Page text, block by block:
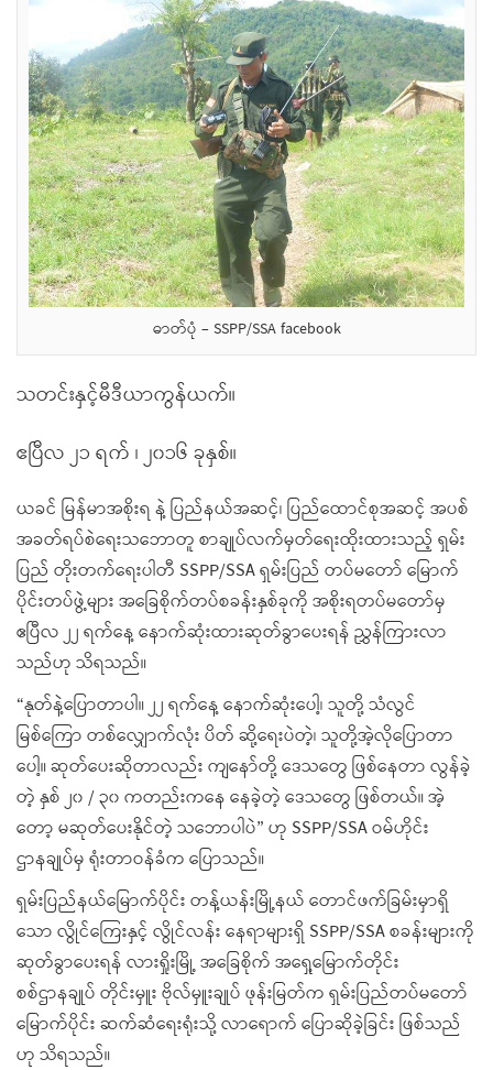
ဓာတ်ပုံ – SSPP/SSA facebook
သတင်းနှင့်မီဒီယာကွန်ယက်။
ဧပြီလ ၂၁ ရက် ၊ ၂၀၁၆ ခုနှစ်။
ယခင် မြန်မာအစိုးရ နဲ့ ပြည်နယ်အဆင့်၊ ပြည်ထောင်စုအဆင့် အပစ်
အခတ်ရပ်စဲရေးသဘောတူ စာချုပ်လက်မှတ်ရေးထိုးထားသည့် ရှမ်း
ပြည် တိုးတက်ရေးပါတီ SSPP/SSA ရှမ်းပြည် တပ်မတော် မြောက်
ပိုင်းတပ်ဖွဲ့များ အခြေစိုက်တပ်စခန်းနှစ်ခုကို အစိုးရတပ်မတော်မှ
ဧပြီလ ၂၂ ရက်နေ့ နောက်ဆုံးထားဆုတ်ခွာပေးရန် ညွှန်ကြားလာ
သည်ဟု သိရသည်။
“နုတ်နဲ့ပြောတာပါ။ ၂၂ ရက်နေ့ နောက်ဆုံးပေါ့၊ သူတို့ သံလွင်
မြစ်ကြော တစ်လျှောက်လုံး ပိတ် ဆို့ရေးပဲတဲ့၊ သူတို့အဲ့လိုပြောတာ
ပေါ့။ ဆုတ်ပေးဆိုတာလည်း ကျနော်တို့ ဒေသတွေ ဖြစ်နေတာ လွန်ခဲ့
တဲ့ နှစ် ၂၀ / ၃၀ ကတည်းကနေ နေခဲ့တဲ့ ဒေသတွေ ဖြစ်တယ်။ အဲ့
တော့ မဆုတ်ပေးနိုင်တဲ့ သဘောပါပဲ” ဟု SSPP/SSA ဝမ်ဟိုင်း
ဌာနချုပ်မှ ရုံးတာဝန်ခံက ပြောသည်။
ရှမ်းပြည်နယ်မြောက်ပိုင်း တန့်ယန်းမြို့နယ် တောင်ဖက်ခြမ်းမှာရှိ
သော လွိုင်ကြေးနှင့် လွိုင်လန်း နေရာများရှိ SSPP/SSA စခန်းများကို
ဆုတ်ခွာပေးရန် လားရှိုးမြို့ အခြေစိုက် အရှေ့မြောက်တိုင်း
စစ်ဌာနချုပ် တိုင်းမှူး ဗိုလ်မှူးချုပ် ဖုန်းမြတ်က ရှမ်းပြည်တပ်မတော်
မြောက်ပိုင်း ဆက်ဆံရေးရုံးသို့ လာရောက် ပြောဆိုခဲ့ခြင်း ဖြစ်သည်
ဟု သိရသည်။